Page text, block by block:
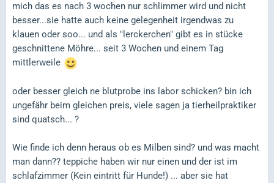
mich das es nach 3 wochen nur schlimmer wird und nicht
besser...sie hatte auch keine gelegenheit irgendwas zu
klauen oder soo... und als "lerckerchen" gibt es in stücke
geschnittene Möhre... seit 3 Wochen und einem Tag
mittlerweile
oder besser gleich ne blutprobe ins labor schicken? bin ich
ungefähr beim gleichen preis, viele sagen ja tierheilpraktiker
sind quatsch... ?
Wie finde ich denn heraus ob es Milben sind? und was macht
man dann?? teppiche haben wir nur einen und der ist im
schlafzimmer (Kein eintritt für Hunde!) ... aber sie hat